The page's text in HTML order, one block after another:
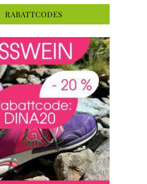
RABATTCODES